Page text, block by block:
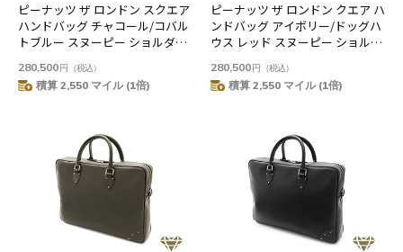
ピーナッツ ザ ロンドン スクエア
ハンドバッグ チャコール/コバル
トブルー スヌーピー ショルダー
280,500円 （税込）
積算 2,550 マイル (1倍)
ピーナッツ ザ ロンドン クエア ハ
ンドバッグ アイボリー/ドッグハ
ウス レッド スヌーピー ショルダ
280,500円 （税込）
積算 2,550 マイル (1倍)